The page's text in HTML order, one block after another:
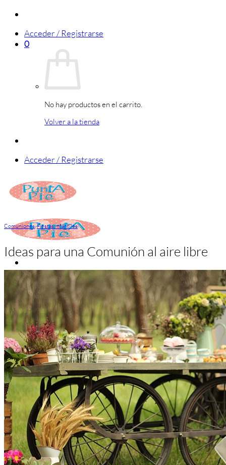
Saltar
contenidoAcceder / Registrarse
0
No hay productos en el carrito.
Volver a la tienda
Acceder / Registrarse
Inicio
Zapatos niñas
Bebé: primeros pasos
Botas y botines
Botas de agua
Zapatillas estar en casa
Zapatillas deporte niña
Colegiales niña
Blucher niña
Pascualas
Merceditas
Comunión niña
Bailarinas
Náuticos niña
Mocasines niña
Peuques niña
Chanclas niña
Zapatillas lona
Comuniones,Fiestas infantiles
Ideas para una Comunión al aire libre